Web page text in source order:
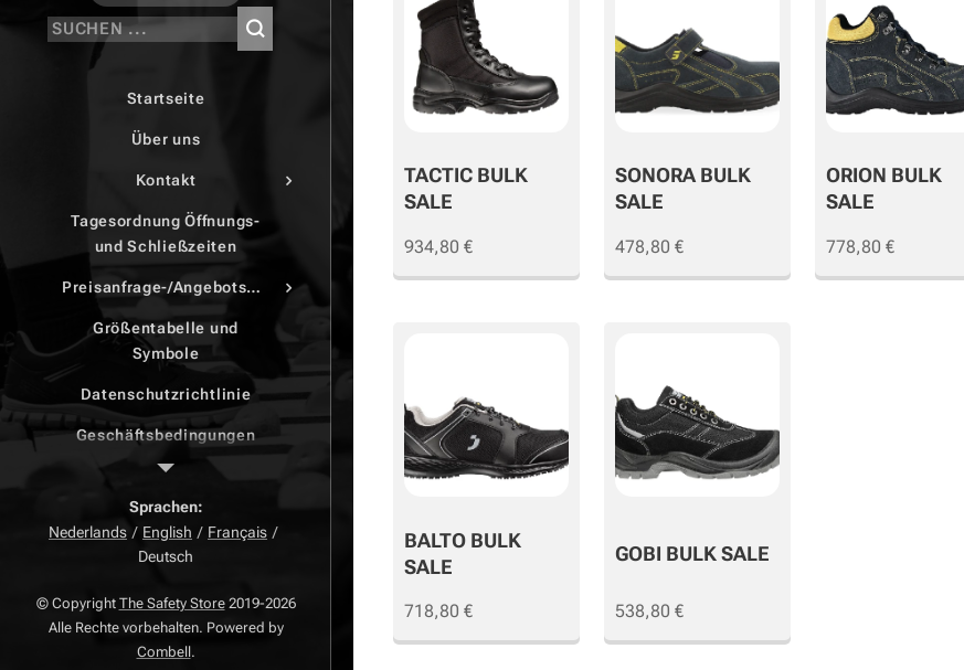
Startseite
Über uns
Kontakt
Tagesordnung Öffnungs-
und Schließzeiten
Preisanfrage-/Angebotsdruck
Größentabelle und
Symbole
Datenschutzrichtlinie
Geschäftsbedingungen
Beschwerdeseite
Zurück Seite
Widerrufsrecht
TACTIC BULK
SALE
934,80 €
SONORA BULK
SALE
478,80 €
ORION BULK
SALE
778,80 €
BALTO BULK
SALE
718,80 €
GOBI BULK SALE
538,80 €
© Copyright The Safety Store2019-2026
Alle Rechte vorbehalten. Powered by
Combell.
Sprachen
Nederlands
English
Français
Deutsch